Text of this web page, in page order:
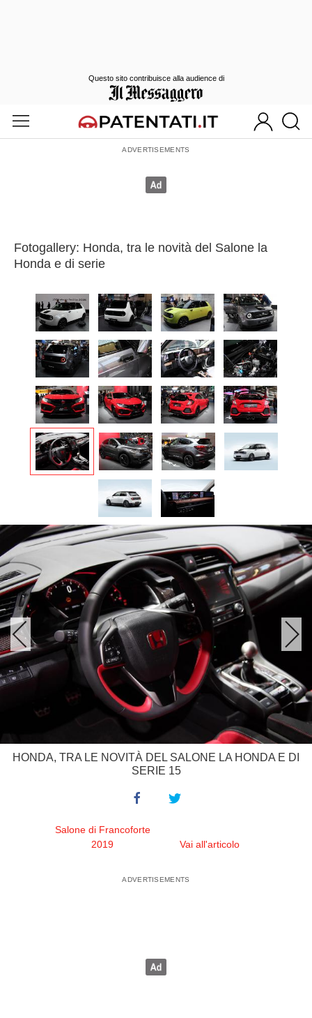
Fotogallery: Honda, tra le novità del Salone la
Honda e di serie
HONDA, TRA LE NOVITÀ DEL SALONE LA HONDA E DI
SERIE 15
Salone di Francoforte
2019
Vai all'articolo
Questo sito contribuisce alla audience di